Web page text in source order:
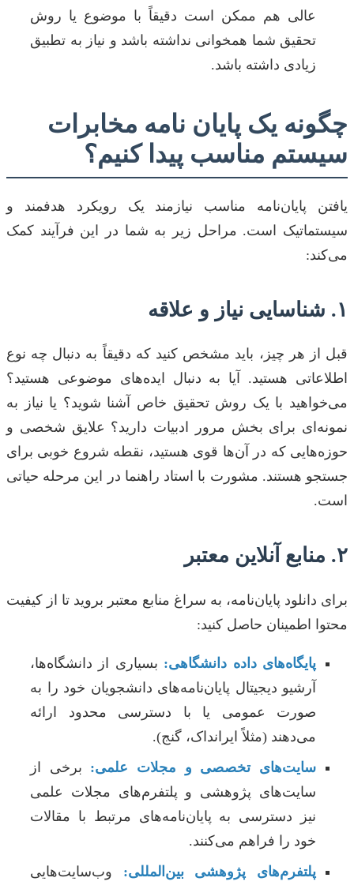
عالی هم ممکن است دقیقاً با موضوع یا روش
تحقیق شما همخوانی نداشته باشد و نیاز به تطبیق
زیادی داشته باشد.
چگونه یک پایان نامه مخابرات
سیستم مناسب پیدا کنیم؟
یافتن پایان‌نامه مناسب نیازمند یک رویکرد هدفمند و
سیستماتیک است. مراحل زیر به شما در این فرآیند کمک
می‌کند:
۱. شناسایی نیاز و علاقه
قبل از هر چیز، باید مشخص کنید که دقیقاً به دنبال چه نوع
اطلاعاتی هستید. آیا به دنبال ایده‌های موضوعی هستید؟
می‌خواهید با یک روش تحقیق خاص آشنا شوید؟ یا نیاز به
نمونه‌ای برای بخش مرور ادبیات دارید؟ علایق شخصی و
حوزه‌هایی که در آن‌ها قوی هستید، نقطه شروع خوبی برای
جستجو هستند. مشورت با استاد راهنما در این مرحله حیاتی
است.
۲. منابع آنلاین معتبر
برای دانلود پایان‌نامه، به سراغ منابع معتبر بروید تا از کیفیت
محتوا اطمینان حاصل کنید:
پایگاه‌های داده دانشگاهی: بسیاری از دانشگاه‌ها،
آرشیو دیجیتال پایان‌نامه‌های دانشجویان خود را به
صورت عمومی یا با دسترسی محدود ارائه
می‌دهند (مثلاً ایرانداک، گنج).
سایت‌های تخصصی و مجلات علمی: برخی از
سایت‌های پژوهشی و پلتفرم‌های مجلات علمی
نیز دسترسی به پایان‌نامه‌های مرتبط با مقالات
خود را فراهم می‌کنند.
پلتفرم‌های پژوهشی بین‌المللی: وب‌سایت‌هایی